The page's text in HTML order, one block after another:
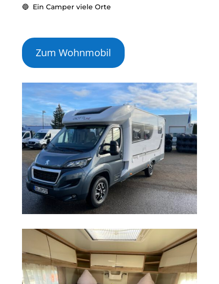
🔵 Ein Camper viele Orte
Zum Wohnmobil